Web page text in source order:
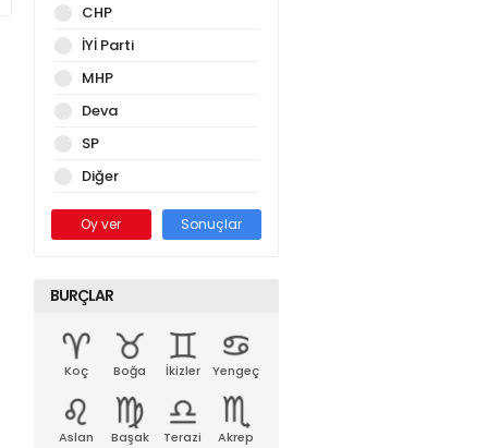
CHP
İYİ Parti
MHP
Deva
SP
Diğer
Oy ver Sonuçlar
BURÇLAR
Koç Boğa İkizler Yengeç
Aslan Başak Terazi Akrep